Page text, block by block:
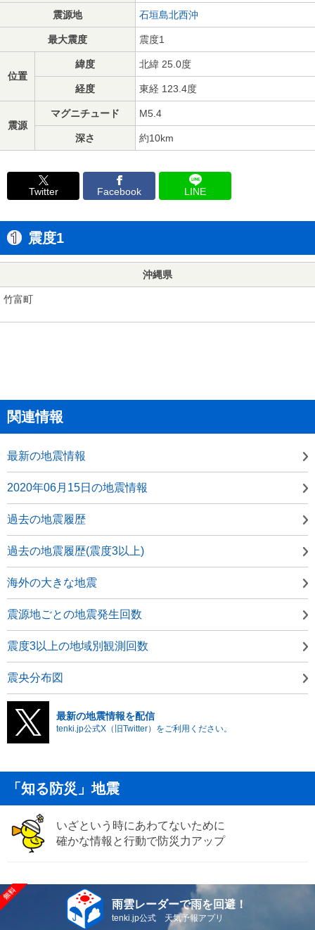
震源地 石垣島北西沖
最大震度 震度1
位置
緯度 北緯 25.0度
経度 東経 123.4度
震源
マグニチュード M5.4
深さ 約10km
Twitter Facebook LINE
震度1
沖縄県
竹富町
関連情報
最新の地震情報
2020年06月15日の地震情報
過去の地震履歴
過去の地震履歴(震度3以上)
海外の大きな地震
震源地ごとの地震発生回数
震度3以上の地域別観測回数
震央分布図
最新の地震情報を配信
tenki.jp公式X（旧Twitter）をご利用ください。
「知る防災」地震
いざという時にあわてないために
確かな情報と行動で防災力アップ
雨雲レーダーで雨を回避！
tenki.jp公式 天気予報アプリ